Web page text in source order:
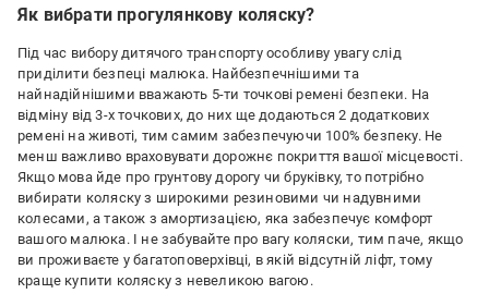
Як вибрати прогулянкову коляску?
Під час вибору дитячого транспорту особливу увагу слід
приділити безпеці малюка. Найбезпечнішими та
найнадійнішими вважають 5-ти точкові ремені безпеки. На
відміну від 3-х точкових, до них ще додаються 2 додаткових
ремені на животі, тим самим забезпечуючи 100% безпеку. Не
менш важливо враховувати дорожнє покриття вашої місцевості.
Якщо мова йде про грунтову дорогу чи бруківку, то потрібно
вибирати коляску з широкими резиновими чи надувними
колесами, а також з амортизацією, яка забезпечує комфорт
вашого малюка. І не забувайте про вагу коляски, тим паче, якщо
ви проживаєте у багатоповерхівці, в якій відсутній ліфт, тому
краще купити коляску з невеликою вагою.